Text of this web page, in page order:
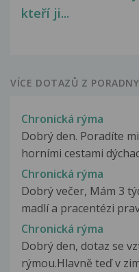
kteří ji...
VÍCE DOTAZŮ Z PORADNY
Chronická rýma
Dobrý den. Poradíte
horními cestami
Chronická rýma
Dobrý večer, Mám 3
madlí a pracentézi
Chronická rýma
Dobrý den, dotaz se
rýmou.Hlavně teď v